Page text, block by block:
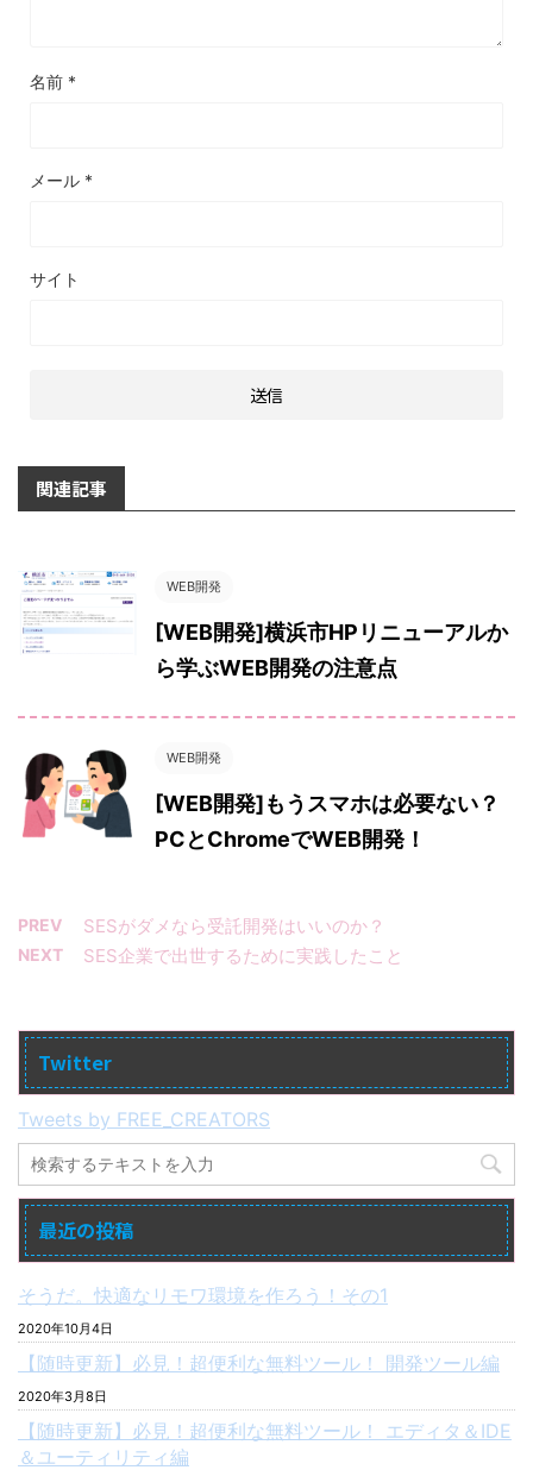
名前 *
メール *
サイト
関連記事
WEB開発
[WEB開発]横浜市HPリニューアルか
ら学ぶWEB開発の注意点
WEB開発
[WEB開発]もうスマホは必要ない？
PCとChromeでWEB開発！
PREV SESがダメなら受託開発はいいのか？
NEXT SES企業で出世するために実践したこと
Twitter
Tweets by FREE_CREATORS
最近の投稿
そうだ。快適なリモワ環境を作ろう！その1
2020年10月4日
【随時更新】必見！超便利な無料ツール！ 開発ツール編
2020年3月8日
【随時更新】必見！超便利な無料ツール！ エディタ＆IDE
＆ユーティリティ編